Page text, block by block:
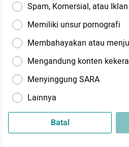
Spam, Komersial, atau Iklan
Memiliki unsur pornografi
Membahayakan atau
Mengandung konten
Menyinggung SARA
Lainnya
Batal